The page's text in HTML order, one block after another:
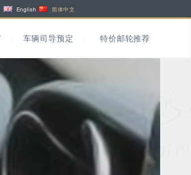
English 简体中文
车辆司导预定 特价邮轮推荐